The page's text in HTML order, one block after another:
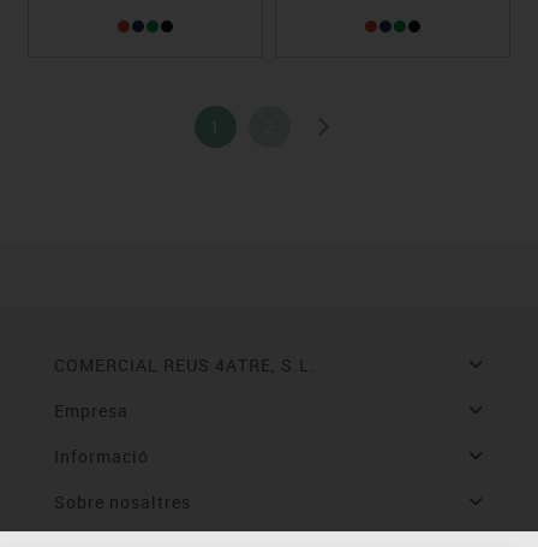
1
COMERCIAL REUS 4ATRE, S.L.
Empresa
Informació
Sobre nosaltres